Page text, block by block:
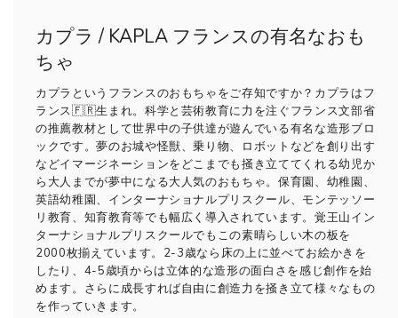
カプラ / KAPLA フランスの有名なおも
ちゃ
カプラというフランスのおもちゃをご存知ですか？カプラはフ
ランス🇫🇷生まれ。科学と芸術教育に力を注ぐフランス文部省
の推薦教材として世界中の子供達が遊んでいる有名な造形ブロ
ックです。夢のお城や怪獣、乗り物、ロボットなどを創り出す
などイマージネーションをどこまでも掻き立ててくれる幼児か
ら大人までが夢中になる大人気のおもちゃ。保育園、幼稚園、
英語幼稚園、インターナショナルプリスクール、モンテッソー
リ教育、知育教育等でも幅広く導入されています。覚王山イン
ターナショナルプリスクールでもこの素晴らしい木の板を
2000枚揃えています。2-3歳なら床の上に並べてお絵かきを
したり、4-5歳頃からは立体的な造形の面白さを感じ創作を始
めます。さらに成長すれば自由に創造力を掻き立て様々なもの
を作っていきます。